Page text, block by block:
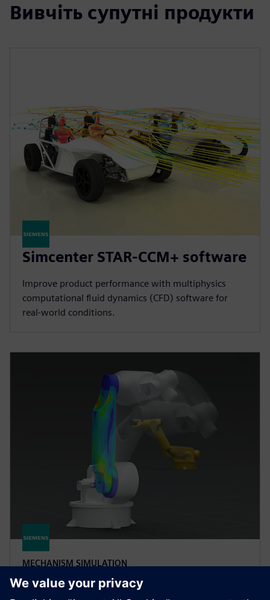
Вивчіть супутні продукти
Simcenter STAR-CCM+ software
Improve product performance with multiphysics
computational fluid dynamics (CFD) software for
real-world conditions.
MECHANISM SIMULATION
Simcenter Motionsolve